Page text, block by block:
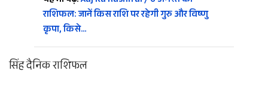
राशिफल: जानें किस राशि पर रहेगी गुरु और विष्णु
कृपा, किसे…
सिंह दैनिक राशिफल